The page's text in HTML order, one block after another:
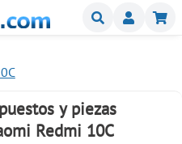
Buscar
y piezas
Redmi 10C